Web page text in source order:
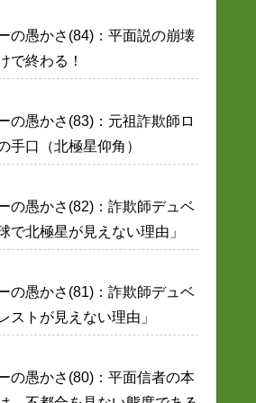
の愚かさ(84)：平面説の崩壊
で終わる！
の愚かさ(83)：元祖詐欺師ロ
手口（北極星仰角）
の愚かさ(82)：詐欺師デュベ
で北極星が見えない理由」
の愚かさ(81)：詐欺師デュベ
ストが見えない理由」
の愚かさ(80)：平面信者の本